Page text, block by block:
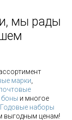
мы рады
марки
боны и многое
Годовые наборы
выгодным ценам!